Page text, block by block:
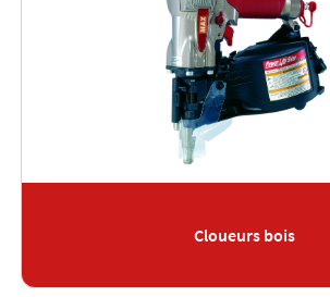
Cloueurs bois